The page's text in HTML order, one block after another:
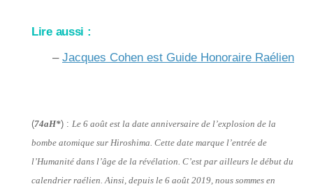
Lire aussi :
– Jacques Cohen est Guide Honoraire Raélien
(74aH*) : Le 6 août est la date anniversaire de l’explosion de la
bombe atomique sur Hiroshima. Cette date marque l’entrée de
l’Humanité dans l’âge de la révélation. C’est par ailleurs le début du
calendrier raélien. Ainsi, depuis le 6 août 2019, nous sommes en